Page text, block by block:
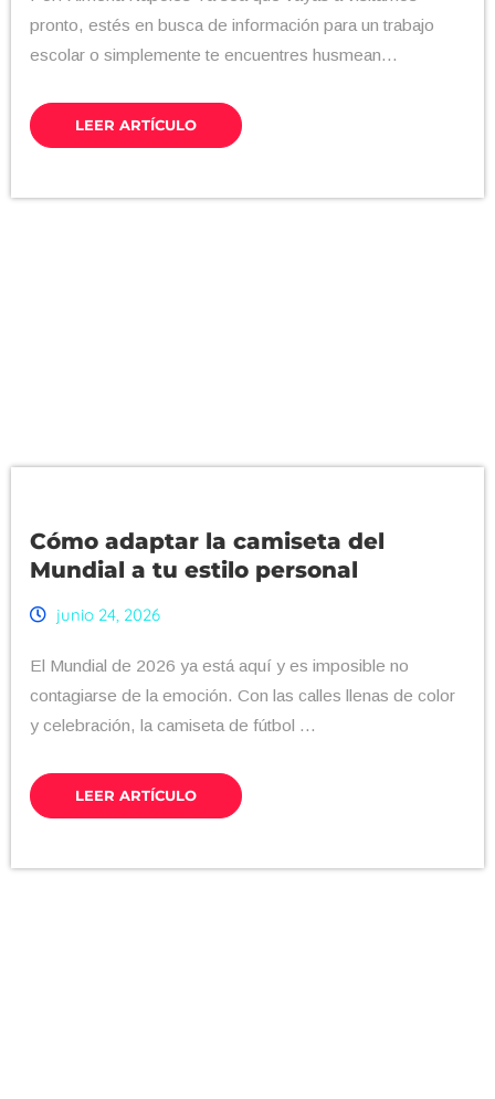
pronto, estés en busca de información para un trabajo
escolar o simplemente te encuentres husmean...
LEER ARTÍCULO
Cómo adaptar la camiseta del
Mundial a tu estilo personal
junio 24, 2026
El Mundial de 2026 ya está aquí y es imposible no
contagiarse de la emoción. Con las calles llenas de color
y celebración, la camiseta de fútbol ...
LEER ARTÍCULO